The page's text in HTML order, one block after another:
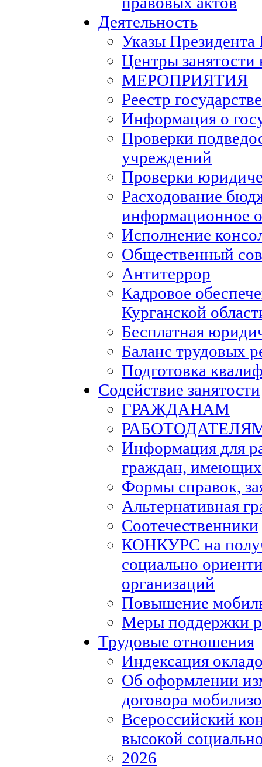
Деятельность
Указы
Центры занятости
МЕРОПРИЯТИЯ
Реестр
Информация о
Проверки
учреждений
Проверки
Расходование
информационное
Исполнение
Общественный
Антитеррор
Кадровое
Курганской
Бесплатная
Баланс трудовых
Подготовка
Содействие занятости
ГРАЖДАНАМ
Информация для
граждан,
Формы справок,
Альтернативная
Соотечественники
КОНКУРС на
социально
организаций
Повышение
Меры поддержки
Трудовые отношения
Индексация
Об оформлении
договора
Всероссийский
высокой
2026